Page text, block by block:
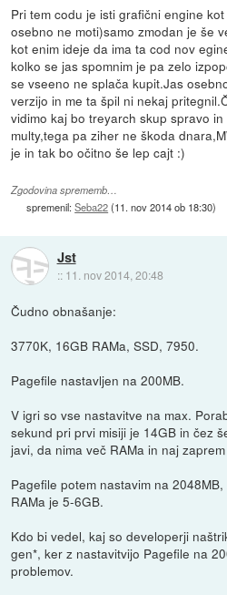
Pri tem codu je isti grafični engine
osebno ne moti)samo zmodan je še
kot enim ideje da ima ta cod nov
kolko se jas spomnim je pa zelo
se vseeno ne splača kupit.Jas
verzijo in me ta špil ni nekaj
vidimo kaj bo treyarch skup spravo
multy,tega pa ziher ne škoda
je in tak bo očitno še lep cajt :)
Zgodovina sprememb…
spremenil:Seba22(11. nov 2014 ob 18:30)
Jst
:: 11. nov 2014, 20:48
Čudno obnašanje:
3770K, 16GB RAMa, SSD, 7950.
Pagefile nastavljen na 200MB.
V igri so vse nastavitve na max.
sekund pri prvi misiji je 14GB in čez
javi, da nima več RAMa in naj
Pagefile potem nastavim na
RAMa je 5-6GB.
Kdo bi vedel, kaj so developerji
gen*, ker z nastavitvijo Pagefile na
problemov.